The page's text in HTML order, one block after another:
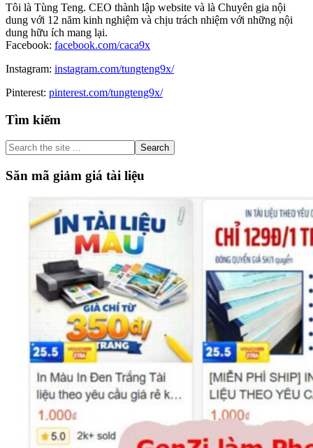
Tôi là Tùng Teng. CEO thành lập website và là Chuyên gia nội
dung với 12 năm kinh nghiệm và chịu trách nhiệm với những nội
dung hữu ích mang lại.
Facebook: facebook.com/caca9x
Instagram: instagram.com/tungteng9x/
Pinterest: pinterest.com/tungteng9x/
Primary
Sidebar
Tìm kiếm
Search
the
site
...
Săn mã giảm giá tài liệu